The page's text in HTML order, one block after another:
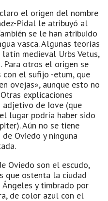
el origen del nombre
Pidal le atribuyó al
se le han atribuido
vasca. Algunas teorías
medieval Urbs Vetus,
Para otros el origen se
el sufijo -etum, que
ovejas», aunque esto no
explicaciones
adjetivo de Iove (que
lugar podría haber sido
Aún no se tiene
Oviedo y ninguna
Oviedo son el escudo,
que ostenta la ciudad
y timbrado por
de color azul con el